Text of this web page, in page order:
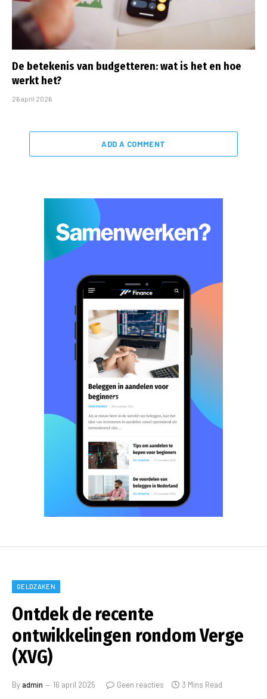
De betekenis van budgetteren: wat is het en hoe
werkt het?
26 april 2026
ADD A COMMENT
GELDZAKEN
Ontdek de recente
ontwikkelingen rondom Verge
(XVG)
Byadmin 16 april 2025 Geen reacties 3 Mins Read